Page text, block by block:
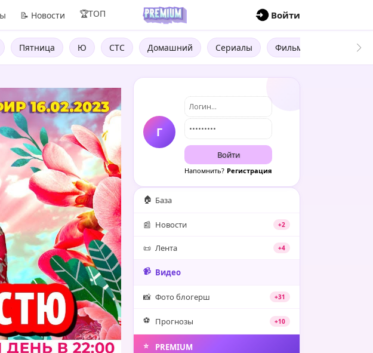
📝 Новости 🏆ТОП Войти
Пятница Ю СТС Домашний Сериалы Фильмы Трейлеры
Г
Войти
Напомнить? Регистрация
🏠 База
📰 Новости +2
📜 Лента +4
📹 Видео
📸 Фото блогерш +31
⚽️ Прогнозы +10
⭐️ PREMIUM